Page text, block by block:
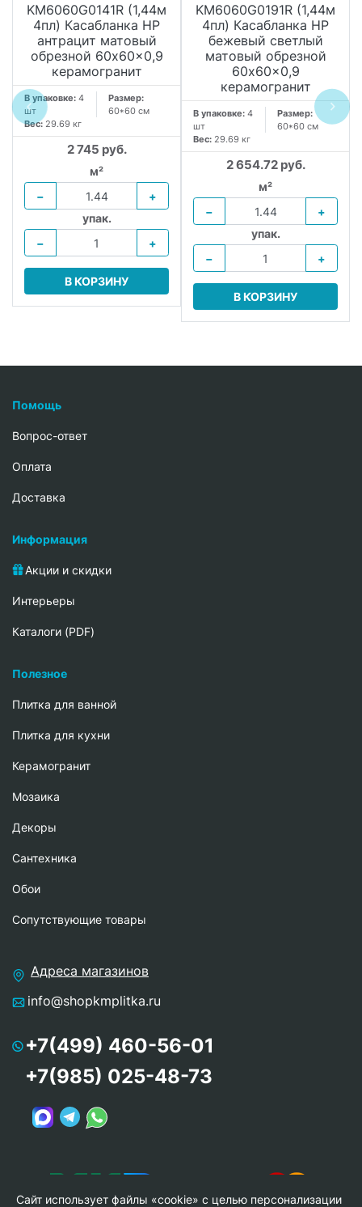
KM6060G0141R (1,44м
4пл) Касабланка HP
антрацит матовый
обрезной 60x60x0,9
керамогранит
В упаковке: 4
шт
Размер:
60*60 см
Вес: 29.69 кг
2 745 руб.
м²
−
+
упак.
−
+
В КОРЗИНУ
KM6060G0191R (1,44м
4пл) Касабланка HP
бежевый светлый
матовый обрезной
60x60x0,9
керамогранит
В упаковке: 4
шт
Размер:
60*60 см
Вес: 29.69 кг
2 654.72 руб.
м²
−
+
упак.
−
+
В КОРЗИНУ
Помощь
Вопрос-ответ
Oплата
Доставка
Информация
Акции и скидки
Интерьеры
Каталоги (PDF)
Полезное
Плитка для ванной
Плитка для кухни
Керамогранит
Мозаика
Декоры
Сантехника
Обои
Сопутствующие товары
Адреса магазинов
info@shopkmplitka.ru
+7(499) 460-56-01
+7(985) 025-48-73
Сайт использует файлы «cookie» с целью персонализации